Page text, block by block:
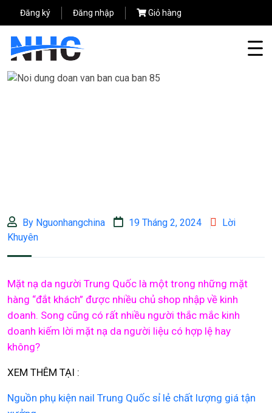
Đăng ký Đăng nhập Giỏ hàng
By Nguonhangchina 19 Tháng 2, 2024
Lời
Khuyên
Mặt nạ da người Trung Quốc là một trong những mặt
hàng “đắt khách” được nhiều chủ shop nhập về kinh
doanh. Song cũng có rất nhiều người thắc mắc kinh
doanh kiếm lời mặt nạ da người liệu có hợp lệ hay
không?
XEM THÊM TẠI :
Nguồn phụ kiện nail Trung Quốc sỉ lẻ chất lượng giá tận